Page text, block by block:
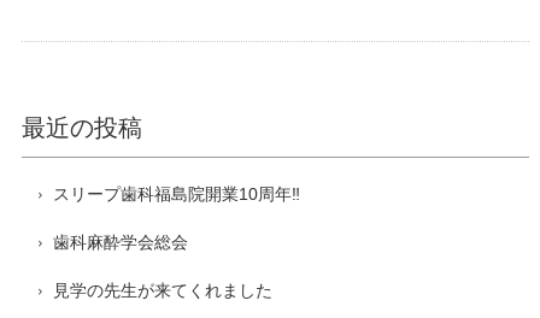
最近の投稿
スリープ歯科福島院開業10周年‼️
歯科麻酔学会総会
見学の先生が来てくれました